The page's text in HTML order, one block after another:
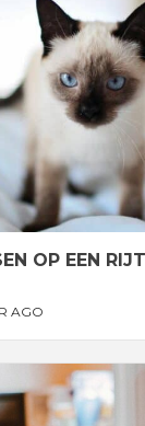
OP EEN
AGO